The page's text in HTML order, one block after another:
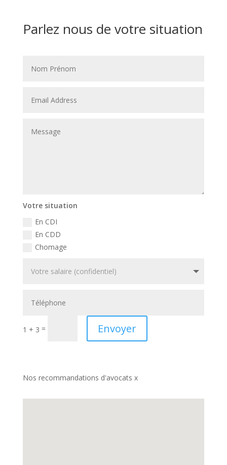
Parlez nous de votre situation
Votre situation
En CDI
En CDD
Chomage
1 + 3 = Envoyer
Nos recommandations d'avocats x